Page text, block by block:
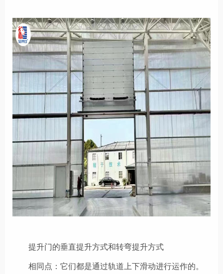
提升门的垂直提升方式和转弯提升方式
相同点：它们都是通过轨道上下滑动进行运作的。